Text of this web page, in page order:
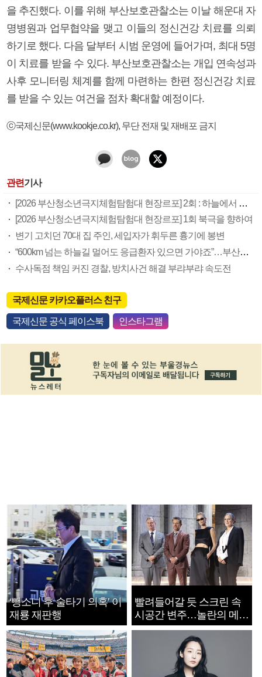
을 추진했다. 이를 위해 부산보호관찰소는 이날 해운대 자
명병원과 업무협약을 맺고 이들의 정신건강 치료를 의뢰
하기로 했다. 다음 달부터 시범 운영에 들어가며, 최대 5명
이 치료를 받을 수 있다. 부산보호관찰소는 개입 연속성과
사후 모니터링 체계를 함께 마련하는 한편 정신건강 치료
를 받을 수 있는 여건을 점차 확대할 예정이다.
ⓒ국제신문(www.kookje.co.kr), 무단 전재 및 재배포 금지
관련기사
[2026 부산청소년극지체험탐험대 현장르포] 2회 : 하늘에서 만난 얼음의 나라
[2026 부산청소년극지체험탐험대 현장르포] 1회 북극을 향하여
변기 고치던 70대 집 주인, 세입자가 휘두른 흉기에 봉변
“600km 넘는 하늘길 멀어도 응급환자 있으면 가야죠”…부산소방항공대 활약상 눈길
수사독점 책임 커진 경찰, 방치사건 해결 부랴부랴 속도전
국제신문 카카오플러스 친구
국제신문 공식 페이스북 인스타그램
‘뺑소니 후 술타기 의혹’ 이
재룡 재판행
빨려들어갈 듯 스크린 속
시공간 변주…놀란의 메시
지는 ‘전쟁 속죄’